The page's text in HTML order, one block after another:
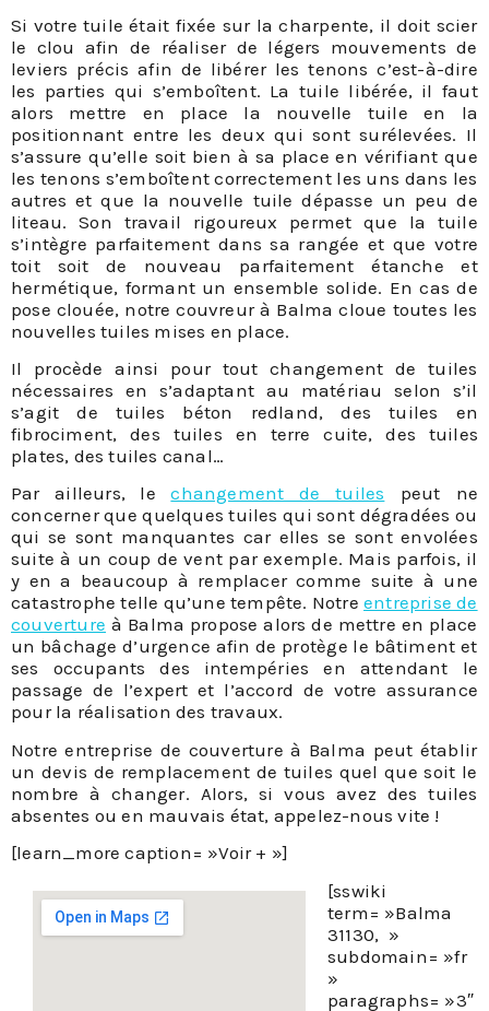
Si votre tuile était fixée sur la charpente, il doit scier
le clou afin de réaliser de légers mouvements de
leviers précis afin de libérer les tenons c’est-à-dire
les parties qui s’emboîtent. La tuile libérée, il faut
alors mettre en place la nouvelle tuile en la
positionnant entre les deux qui sont surélevées. Il
s’assure qu’elle soit bien à sa place en vérifiant que
les tenons s’emboîtent correctement les uns dans les
autres et que la nouvelle tuile dépasse un peu de
liteau. Son travail rigoureux permet que la tuile
s’intègre parfaitement dans sa rangée et que votre
toit soit de nouveau parfaitement étanche et
hermétique, formant un ensemble solide. En cas de
pose clouée, notre couvreur à Balma cloue toutes les
nouvelles tuiles mises en place.
Il procède ainsi pour tout changement de tuiles
nécessaires en s’adaptant au matériau selon s’il
s’agit de tuiles béton redland, des tuiles en
fibrociment, des tuiles en terre cuite, des tuiles
plates, des tuiles canal…
Par ailleurs, lechangement de tuiles peut ne
concerner que quelques tuiles qui sont dégradées ou
qui se sont manquantes car elles se sont envolées
suite à un coup de vent par exemple. Mais parfois, il
y en a beaucoup à remplacer comme suite à une
catastrophe telle qu’une tempête. Notre entreprise de
couverture à Balma propose alors de mettre en place
un bâchage d’urgence afin de protège le bâtiment et
ses occupants des intempéries en attendant le
passage de l’expert et l’accord de votre assurance
pour la réalisation des travaux.
Notre entreprise de couverture à Balma peut établir
un devis de remplacement de tuiles quel que soit le
nombre à changer. Alors, si vous avez des tuiles
absentes ou en mauvais état, appelez-nous vite !
[learn_more caption= »Voir + »]
[sswiki
term= »Balma
31130, »
subdomain= »fr
»
paragraphs= »3″